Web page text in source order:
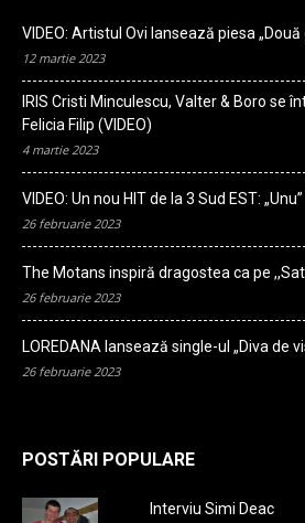
VIDEO: Artistul Ovi lansează piesa
12 martie 2023
IRIS Cristi Minculescu, Valter & Boro se
Felicia Filip (VIDEO)
4 martie 2023
VIDEO: Un nou HIT de la 3 Sud EST: „Unu”
26 februarie 2023
The Motans inspiră dragostea ca pe
26 februarie 2023
LOREDANA lansează single-ul „Diva de
26 februarie 2023
POSTĂRI POPULARE
Interviu Simi Deac